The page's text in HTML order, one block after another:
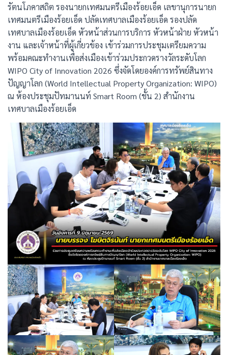
รัตนโภคาสถิต รองนายกเทศมนตรีเมืองร้อยเอ็ด เลขานุการนายก
เทศมนตรีเมืองร้อยเอ็ด ปลัดเทศบาลเมืองร้อยเอ็ด รองปลัด
เทศบาลเมืองร้อยเอ็ด หัวหน้าส่วนการบริการ หัวหน้าฝ่าย หัวหน้า
งาน และเจ้าหน้าที่ผู้เกี่ยวข้อง เข้าร่วมการประชุมเตรียมความ
พร้อมคณะทำงานเพื่อส่งเมืองเข้าร่วมประกวดรางวัลระดับโลก
WIPO City of Innovation 2026 ซึ่งจัดโดยองค์การทรัพย์สินทาง
ปัญญาโลก (World Intellectual Property Organization: WIPO)
ณ ห้องประชุมปัทมานนท์ Smart Room (ชั้น 2) สำนักงาน
เทศบาลเมืองร้อยเอ็ด